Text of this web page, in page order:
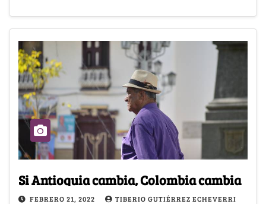
Si Antioquia cambia, Colombia cambia
FEBRERO 21, 2022 TIBERIO GUTIÉRREZ ECHEVERRI